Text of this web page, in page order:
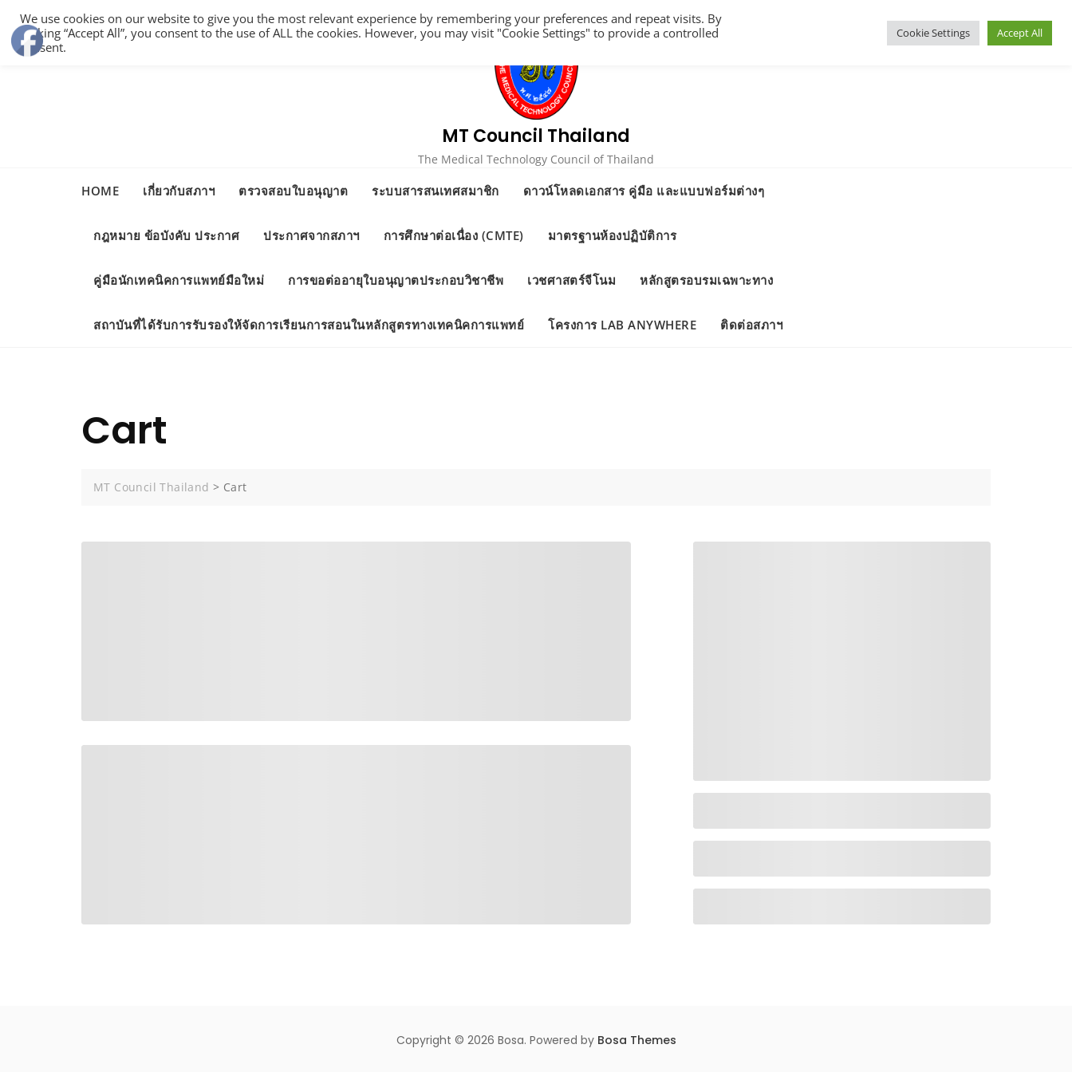
content
MT Council Thailand
The Medical Technology Council of Thailand
HOME เกี่ยวกับสภาฯ ตรวจสอบใบอนุญาต ระบบสารสนเทศสมาชิก ดาวน์โหลดเอกสาร คู่มือ และแบบฟอร์มต่างๆ
กฎหมาย ข้อบังคับ ประกาศ ประกาศจากสภาฯ การศึกษาต่อเนื่อง (CMTE) มาตรฐานห้องปฏิบัติการ
คู่มือนักเทคนิคการแพทย์มือใหม่ การขอต่ออายุใบอนุญาตประกอบวิชาชีพ เวชศาสตร์จีโนม หลักสูตรอบรมเฉพาะทาง
สถาบันที่ได้รับการรับรองให้จัดการเรียนการสอนในหลักสูตรทางเทคนิคการแพทย์ โครงการ LAB ANYWHERE ติดต่อสภาฯ
Cart
MT Council Thailand > Cart
Copyright © 2026 Bosa. Powered by Bosa Themes
We use cookies on our website to give you the most relevant experience by remembering your preferences and repeat visits. By
clicking “Accept All”, you consent to the use of ALL the cookies. However, you may visit "Cookie Settings" to provide a controlled
consent.
Cookie Settings Accept All